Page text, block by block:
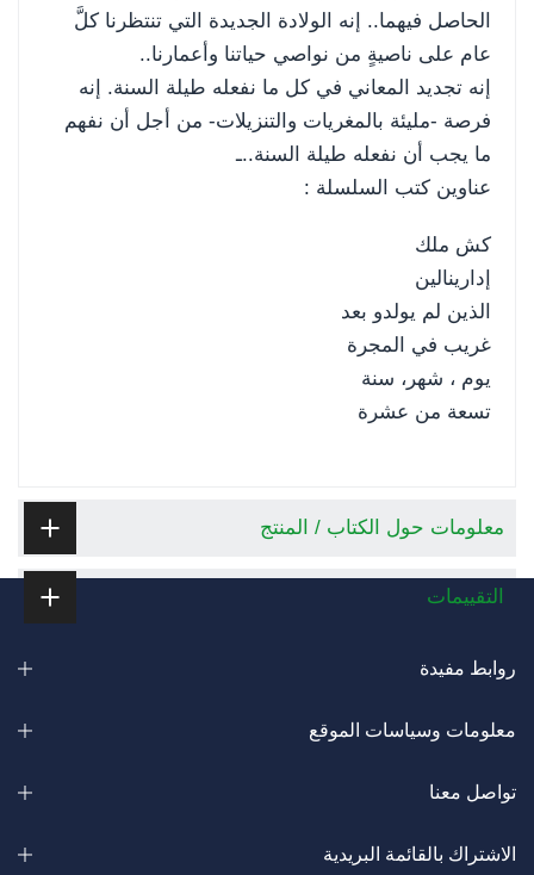
الحاصل فيهما.. إنه الولادة الجديدة التي تنتظرنا كلَّ
عام على ناصيةٍ من نواصي حياتنا وأعمارنا..
إنه تجديد المعاني في كل ما نفعله طيلة السنة. إنه
فرصة -مليئة بالمغريات والتنزيلات- من أجل أن نفهم
ما يجب أن نفعله طيلة السنة..ـ
عناوين كتب السلسلة :
كش ملك
إدارينالين
الذين لم يولدو بعد
غريب في المجرة
يوم ، شهر، سنة
تسعة من عشرة
معلومات حول الكتاب / المنتج
التقييمات
روابط مفيدة
معلومات وسياسات الموقع
تواصل معنا
الاشتراك بالقائمة البريدية